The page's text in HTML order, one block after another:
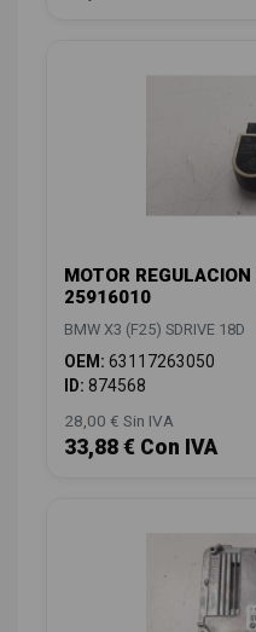
MOTOR
25916010
BMW X3 (F25) SDRIVE 18D
OEM: 63117263050
ID: 874568
28,00 € Sin IVA
33,88 € Con IVA